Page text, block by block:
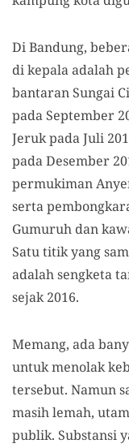
Di Bandung,
di kepala adalah
bantaran Sungai
pada September
Jeruk pada Juli
pada Desember
permukiman
serta
Gumuruh dan
Satu titik yang
adalah sengketa
sejak 2016.
Memang, ada
untuk menolak
tersebut. Namun
masih lemah,
publik. Substansi